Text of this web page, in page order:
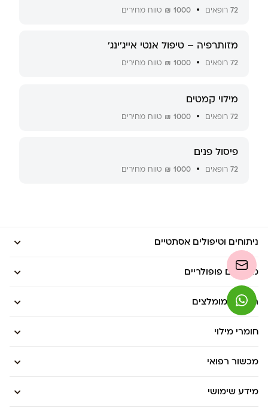
72 רופאים 1000 ₪ טווח מחירים
מזותרפיה – טיפול אנטי אייג’ינג’
72 רופאים 1000 ₪ טווח מחירים
מילוי קמטים
72 רופאים 1000 ₪ טווח מחירים
פיסול פנים
72 רופאים 1000 ₪ טווח מחירים
ניתוחים וטיפולים אסתטיים
מדריכים פופולריים
רופאים מומלצים
חומרי מילוי
מכשור רפואי
מידע שימושי